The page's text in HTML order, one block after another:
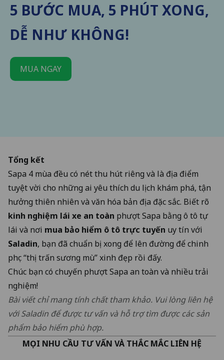
5 BƯỚC MUA, 5 PHÚT XONG,
DỄ NHƯ KHÔNG!
MUA NGAY
Tổng kết
Sapa 4 mùa đều có nét thu hút riêng và là địa điểm
tuyệt vời cho những ai yêu thích du lịch khám phá, tận
hưởng thiên nhiên và văn hóa bản địa đặc sắc. Biết rõ
kinh nghiệm lái xe an toàn phượt Sapa bằng ô tô tự
lái và nơi mua bảo hiểm ô tô trực tuyến uy tín với
Saladin, bạn đã chuẩn bị xong để lên đường để chinh
phục “thị trấn sương mù” xinh đẹp rồi đấy.
Chúc bạn có chuyến phượt Sapa an toàn và nhiều trải
nghiệm!
Bài viết chỉ mang tính chất tham khảo. Vui lòng liên hệ
với Saladin để được tư vấn và hỗ trợ tìm được các sản
phẩm bảo hiểm phù hợp.
MỌI NHU CẦU TƯ VẤN VÀ THẮC MẮC LIÊN HỆ